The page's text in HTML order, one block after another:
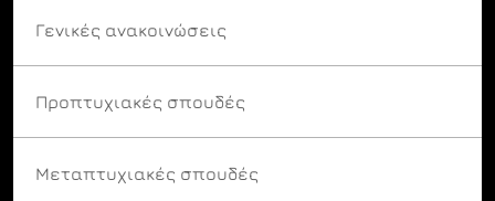
Γενικές ανακοινώσεις
Προπτυχιακές σπουδές
Μεταπτυχιακές σπουδές